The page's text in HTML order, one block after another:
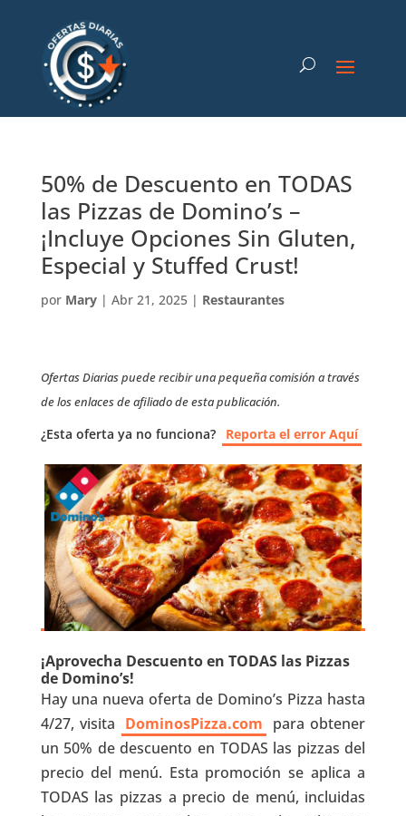
50% de Descuento en TODAS
las Pizzas de Domino’s –
¡Incluye Opciones Sin Gluten,
Especial y Stuffed Crust!
por Mary| Abr 21, 2025| Restaurantes
Ofertas Diarias puede recibir una pequeña comisión a través
de los enlaces de afiliado de esta publicación.
¿Esta oferta ya no funciona? Reporta el error Aquí
¡Aprovecha Descuento en TODAS las Pizzas
de Domino’s!
Hay una nueva oferta de Domino’s Pizza hasta
4/27, visita DominosPizza.com para obtener
un 50% de descuento en TODAS las pizzas del
precio del menú. Esta promoción se aplica a
TODAS las pizzas a precio de menú, incluidas